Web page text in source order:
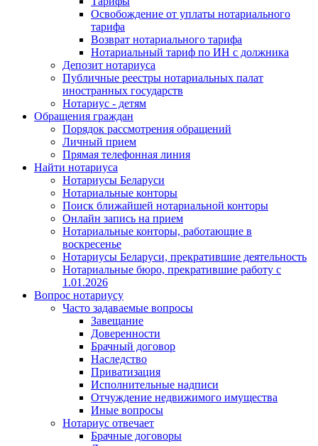
Освобождение от уплаты нотариального
тарифа
Возврат нотариального тарифа
Нотариальный тариф по ИН с должника
Депозит нотариуса
Публичные реестры нотариальных палат
иностранных государств
Нотариус - детям
Обращения граждан
Порядок рассмотрения обращений
Личный прием
Прямая телефонная линия
Найти нотариуса
Нотариусы Беларуси
Нотариальные конторы
Поиск ближайшей нотариальной конторы
Онлайн запись на прием
Нотариальные конторы, работающие в
воскресенье
Нотариусы Беларуси, прекратившие деятельность
Нотариальные бюро, прекратившие работу с
1.01.2026
Вопрос нотариусу
Часто задаваемые вопросы
Завещание
Доверенности
Брачный договор
Наследство
Приватизация
Исполнительные надписи
Отчуждение недвижимого имущества
Иные вопросы
Нотариус отвечает
Брачные договоры